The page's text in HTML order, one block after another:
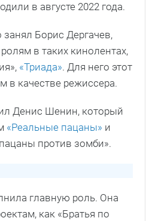
в августе 2022 года.
Борис Дергачев,
в таких кинолентах,
«Триада». Для него этот
в качестве режиссера.
Денис Шенин, который
«Реальные пацаны» и
против зомби».
главную роль. Она
как «Братья по